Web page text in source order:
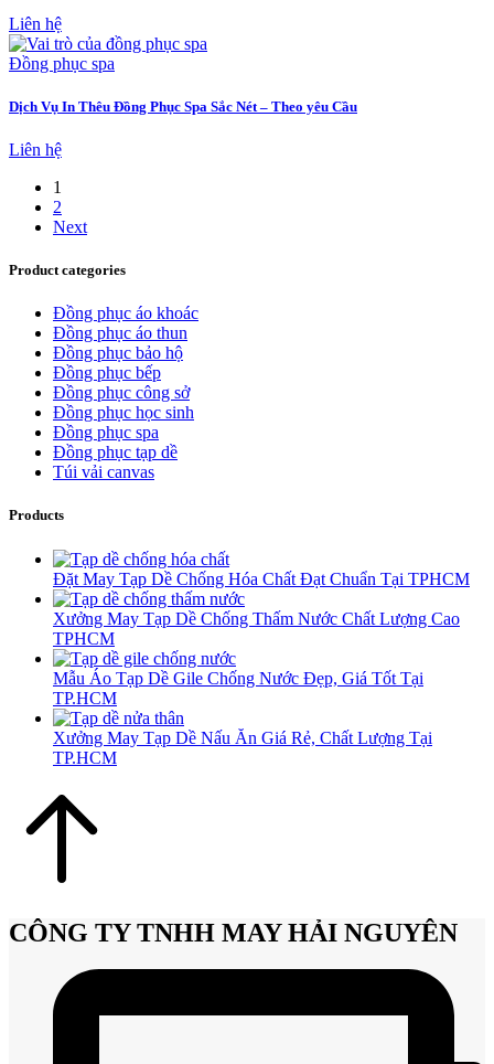
Liên hệ
Đồng phục spa
Dịch Vụ In Thêu Đồng Phục Spa Sắc Nét – Theo yêu Cầu
Liên hệ
1
2
Next
Product categories
Đồng phục áo khoác
Đồng phục áo thun
Đồng phục bảo hộ
Đồng phục bếp
Đồng phục công sở
Đồng phục học sinh
Đồng phục spa
Đồng phục tạp dề
Túi vải canvas
Products
Đặt May Tạp Dề Chống Hóa Chất Đạt Chuẩn Tại TPHCM
Xưởng May Tạp Dề Chống Thấm Nước Chất Lượng Cao
TPHCM
Mẫu Áo Tạp Dề Gile Chống Nước Đẹp, Giá Tốt Tại
TP.HCM
Xưởng May Tạp Dề Nấu Ăn Giá Rẻ, Chất Lượng Tại
TP.HCM
CÔNG TY TNHH MAY HẢI NGUYÊN